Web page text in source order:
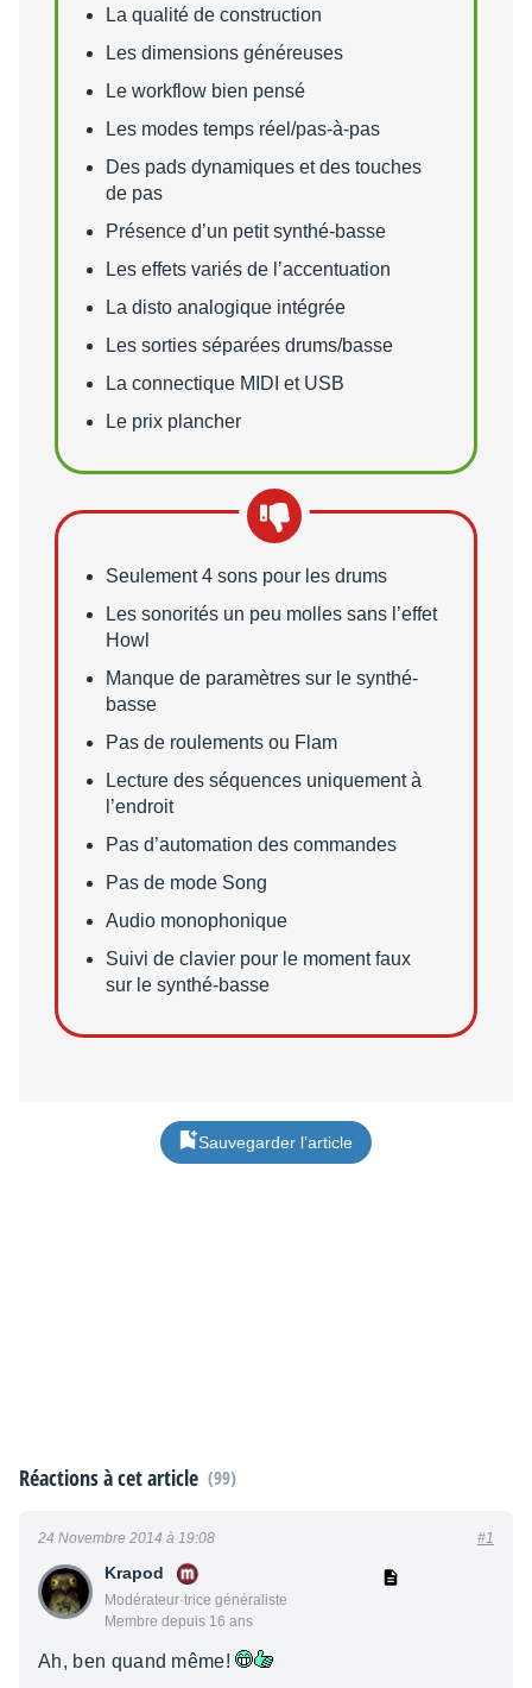
Points forts
La qualité de construction
Les dimensions généreuses
Le workflow bien pensé
Les modes temps réel/pas-à-pas
Des pads dynamiques et des touches
de pas
Présence d’un petit synthé-basse
Les effets variés de l’accentuation
La disto analogique intégrée
Les sorties séparées drums/basse
La connectique MIDI et USB
Le prix plancher
Points faibles
Seulement 4 sons pour les drums
Les sonorités un peu molles sans l’effet
Howl
Manque de paramètres sur le synthé-
basse
Pas de roulements ou Flam
Lecture des séquences uniquement à
l’endroit
Pas d’automation des commandes
Pas de mode Song
Audio monophonique
Suivi de clavier pour le moment faux
sur le synthé-basse
Sauvegarder l’article
Réactions à cet article (99)
Krapod
Modérateur·trice généraliste
Membre depuis 16 ans
24 Novembre 2014 à 19:08 #1
Ah, ben quand même!